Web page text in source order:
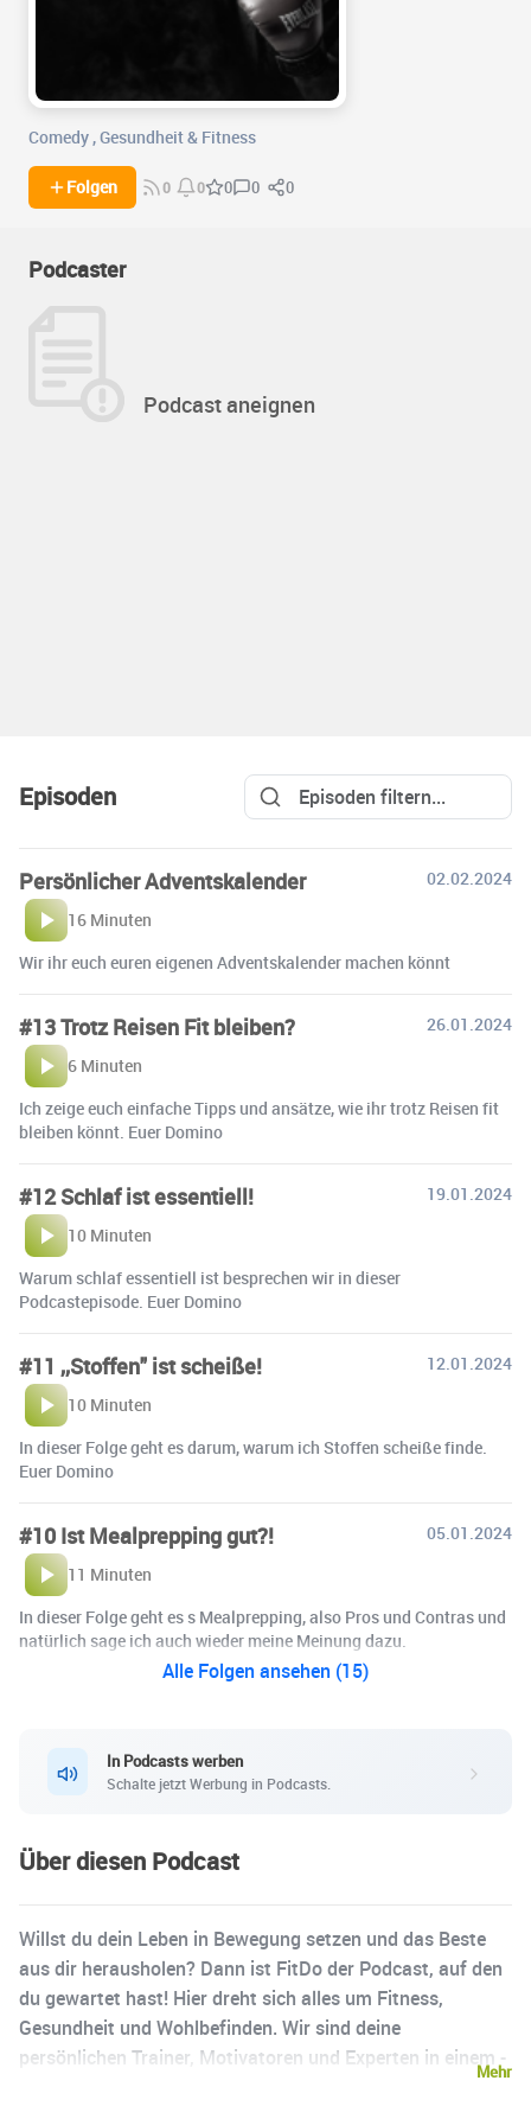
Comedy ,Gesundheit & Fitness
Folgen 0 0 0 0 0
Podcaster
Podcast aneignen
Episoden
Persönlicher Adventskalender
02.02.2024
16 Minuten
Wir ihr euch euren eigenen Adventskalender machen könnt
#13 Trotz Reisen Fit bleiben?
26.01.2024
6 Minuten
Ich zeige euch einfache Tipps und ansätze, wie ihr trotz Reisen fit
bleiben könnt. Euer Domino
#12 Schlaf ist essentiell!
19.01.2024
10 Minuten
Warum schlaf essentiell ist besprechen wir in dieser
Podcastepisode. Euer Domino
#11 ,,Stoffen" ist scheiße!
12.01.2024
10 Minuten
In dieser Folge geht es darum, warum ich Stoffen scheiße finde.
Euer Domino
#10 Ist Mealprepping gut?!
05.01.2024
11 Minuten
In dieser Folge geht es s Mealprepping, also Pros und Contras und
natürlich sage ich auch wieder meine Meinung dazu.
Alle Folgen ansehen (15)
In Podcasts werben
Schalte jetzt Werbung in Podcasts.
Über diesen Podcast
Willst du dein Leben in Bewegung setzen und das Beste
aus dir herausholen? Dann ist FitDo der Podcast, auf den
du gewartet hast! Hier dreht sich alles um Fitness,
Gesundheit und Wohlbefinden. Wir sind deine
persönlichen Trainer, Motivatoren und Experten in einem -
Mehr